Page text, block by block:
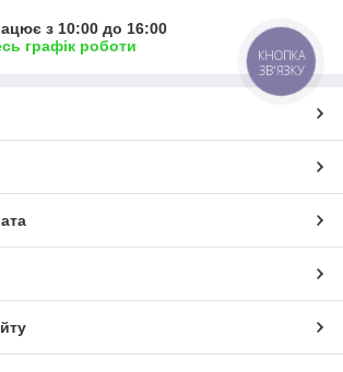
з 10:00 до 16:00
графік роботи
КНОПКА
ЗВ'ЯЗКУ